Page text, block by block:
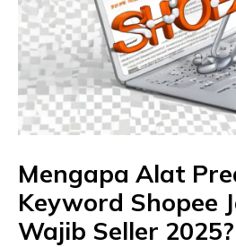
Mengapa Alat
Keyword Shopee
Wajib Seller 2025?